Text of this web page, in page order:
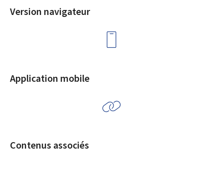
Version navigateur
Application mobile
Contenus associés